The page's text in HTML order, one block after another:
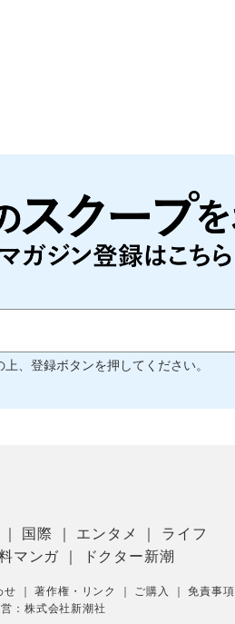
上、登録ボタンを押してください。
国際 エンタメ
ライフ
マンガ ドクター新潮
せ ｜著作権・リンク ご購入 ｜免責事項
：株式会社新潮社